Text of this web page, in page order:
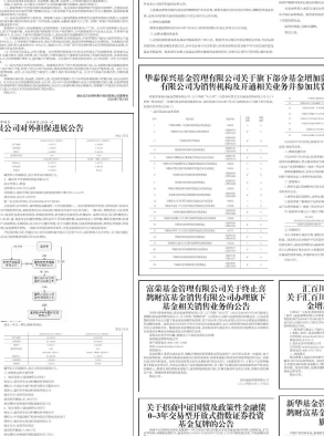
招商
称：
7月
本
理人
何疑
9555
风险
尽责
盈利
时应
根据
投资
特